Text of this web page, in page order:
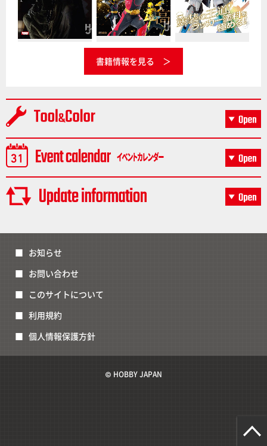
書籍情報を見る
お知らせ
お問い合わせ
このサイトについて
利用規約
個人情報保護方針
© HOBBY JAPAN